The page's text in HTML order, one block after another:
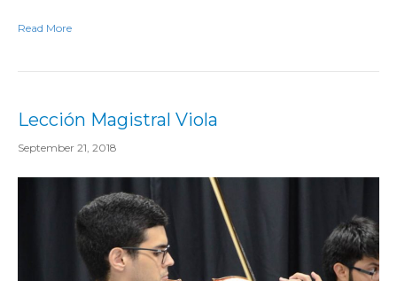
Read More
Lección Magistral Viola
September 21, 2018